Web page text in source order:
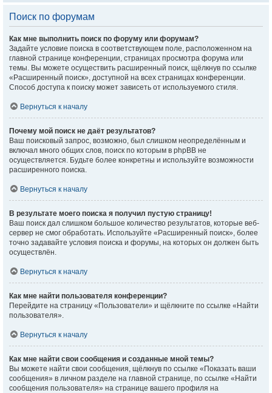
Поиск по форумам
Как мне выполнить поиск по форуму или форумам?
Задайте условие поиска в соответствующем поле, расположенном на
главной странице конференции, страницах просмотра форума или
темы. Вы можете осуществить расширенный поиск, щёлкнув по ссылке
«Расширенный поиск», доступной на всех страницах конференции.
Способ доступа к поиску может зависеть от используемого стиля.
Вернуться к началу
Почему мой поиск не даёт результатов?
Ваш поисковый запрос, возможно, был слишком неопределённым и
включал много общих слов, поиск по которым в phpBB не
осуществляется. Будьте более конкретны и используйте возможности
расширенного поиска.
Вернуться к началу
В результате моего поиска я получил пустую страницу!
Ваш поиск дал слишком большое количество результатов, которые веб-
сервер не смог обработать. Используйте «Расширенный поиск», более
точно задавайте условия поиска и форумы, на которых он должен быть
осуществлён.
Вернуться к началу
Как мне найти пользователя конференции?
Перейдите на страницу «Пользователи» и щёлкните по ссылке «Найти
пользователя».
Вернуться к началу
Как мне найти свои сообщения и созданные мной темы?
Вы можете найти свои сообщения, щёлкнув по ссылке «Показать ваши
сообщения» в личном разделе на главной странице, по ссылке «Найти
сообщения пользователя» на странице вашего профиля на